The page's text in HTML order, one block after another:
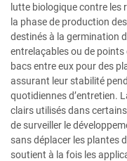
lutte biologique contre
la phase de production
destinés à la germination
entrelaçables ou de
bacs entre eux pour des
assurant leur stabilité
quotidiennes d’entretien.
clairs utilisés dans
de surveiller le
sans déplacer les plantes
soutient à la fois les